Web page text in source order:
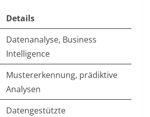
Details
Datenanalyse, Business
Intelligence
Mustererkennung, prädiktive
Analysen
Datengestützte